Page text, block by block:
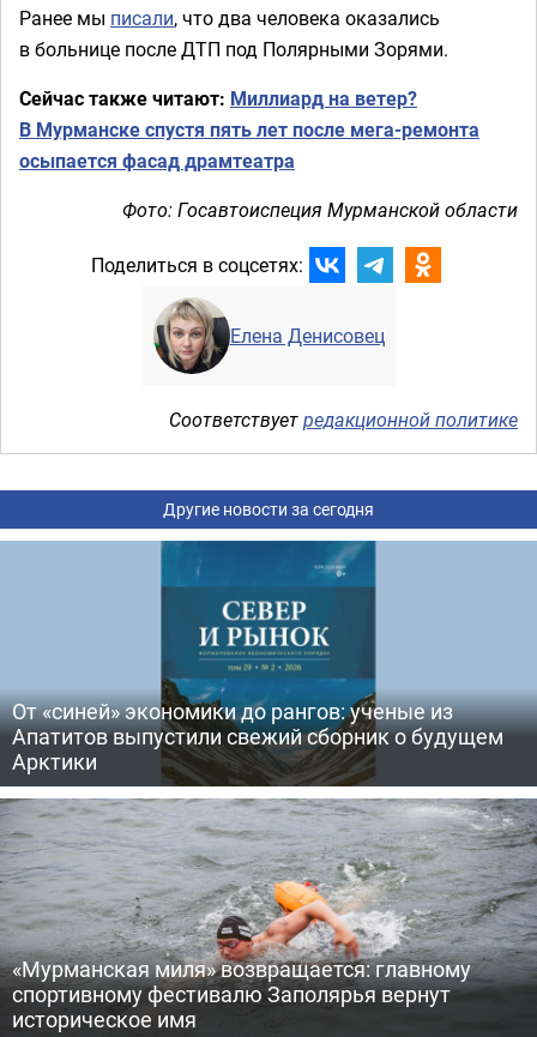
Ранее мы писали, что два человека оказались
в больнице после ДТП под Полярными Зорями.
Сейчас также читают: Миллиард на ветер?
В Мурманске спустя пять лет после мега-ремонта
осыпается фасад драмтеатра
Фото: Госавтоиспеция Мурманской области
Поделиться в соцсетях:
Елена Денисовец
Соответствуетредакционной политике
Другие новости за сегодня
От «синей» экономики до рангов: ученые из
Апатитов выпустили свежий сборник о будущем
Арктики
«Мурманская миля» возвращается: главному
спортивному фестивалю Заполярья вернут
историческое имя